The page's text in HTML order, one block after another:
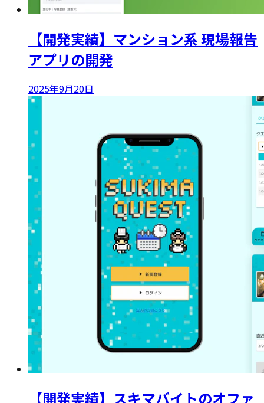
【開発実績】マンション系 現場報告
アプリの開発
2025年9月20日
【開発実績】スキマバイトのオファ